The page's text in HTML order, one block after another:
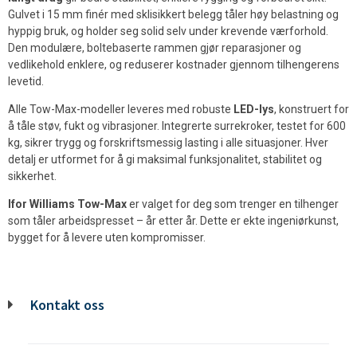
Gulvet i 15 mm finér med sklisikkert belegg tåler høy belastning og
hyppig bruk, og holder seg solid selv under krevende værforhold.
Den modulære, boltebaserte rammen gjør reparasjoner og
vedlikehold enklere, og reduserer kostnader gjennom tilhengerens
levetid.
Alle Tow-Max-modeller leveres med robuste LED-lys, konstruert for
å tåle støv, fukt og vibrasjoner. Integrerte surrekroker, testet for 600
kg, sikrer trygg og forskriftsmessig lasting i alle situasjoner. Hver
detalj er utformet for å gi maksimal funksjonalitet, stabilitet og
sikkerhet.
Ifor Williams Tow-Maxer valget for deg som trenger en tilhenger
som tåler arbeidspresset – år etter år. Dette er ekte ingeniørkunst,
bygget for å levere uten kompromisser.
Kontakt oss